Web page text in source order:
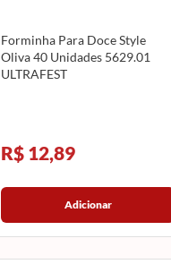
Forminha Para Doce Style
Oliva 40 Unidades 5629.01
ULTRAFEST
R$ 12,89
Adicionar